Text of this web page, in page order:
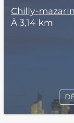
Chilly-
À 3,14 km